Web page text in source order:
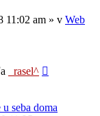
11:02 am » v Web
_rasel^
seba doma